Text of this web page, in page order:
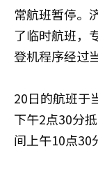
常航班暂停。
了临时航班，
登机程序经过
20日的航班于
下午2点30分
间上午10点30